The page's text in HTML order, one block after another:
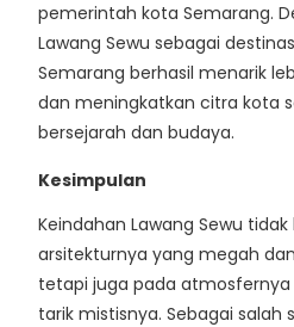
pemerintah kota Semarang.
Lawang Sewu sebagai
Semarang berhasil menarik
dan meningkatkan citra kota
bersejarah dan budaya.
Kesimpulan
Keindahan Lawang Sewu
arsitekturnya yang megah
tetapi juga pada atmosfernya
tarik mistisnya. Sebagai salah